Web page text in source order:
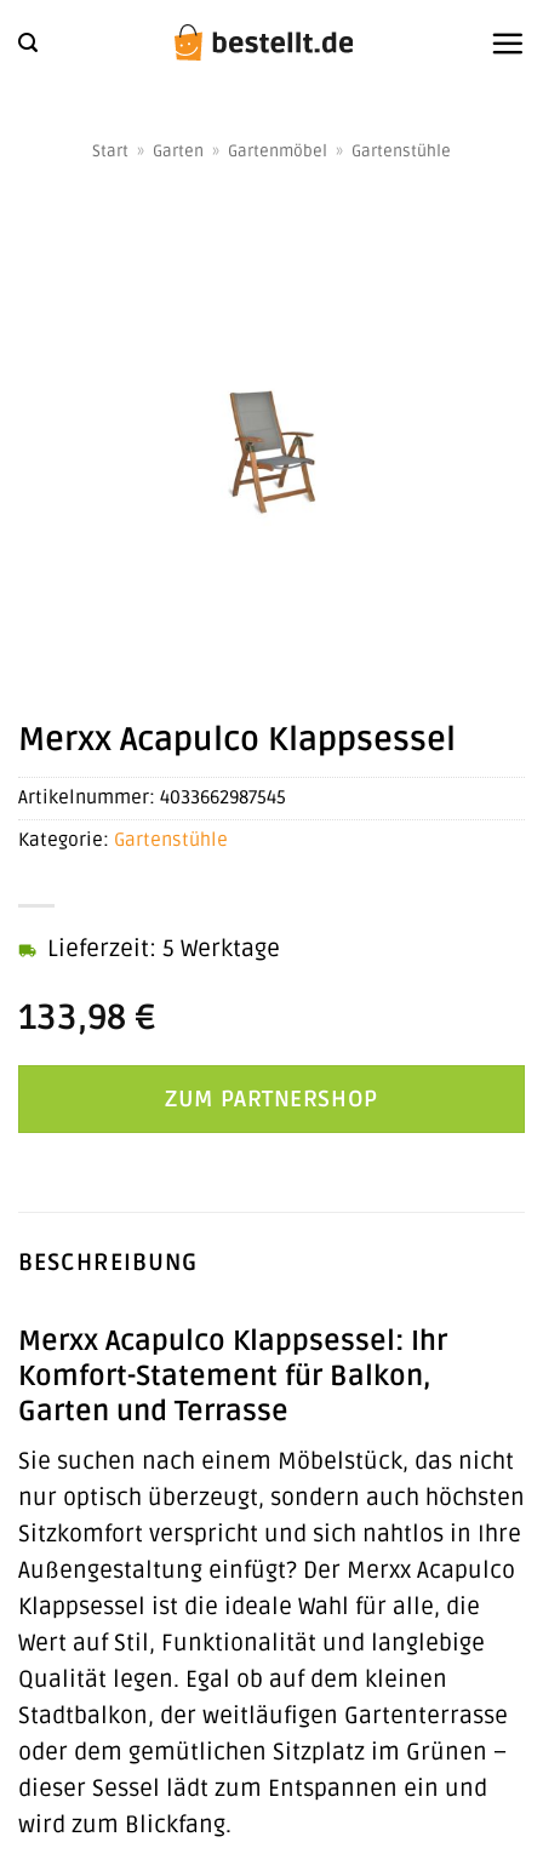
Inhalt
Start » Garten » Gartenmöbel » Gartenstühle
Merxx Acapulco Klappsessel
133,98 €
Lieferzeit: 5 Werktage
ZUM PARTNERSHOP
Artikelnummer: 4033662987545
Kategorie: Gartenstühle
BESCHREIBUNG
Merxx Acapulco Klappsessel: Ihr
Komfort-Statement für Balkon,
Garten und Terrasse
Sie suchen nach einem Möbelstück, das nicht
nur optisch überzeugt, sondern auch höchsten
Sitzkomfort verspricht und sich nahtlos in Ihre
Außengestaltung einfügt? Der Merxx Acapulco
Klappsessel ist die ideale Wahl für alle, die
Wert auf Stil, Funktionalität und langlebige
Qualität legen. Egal ob auf dem kleinen
Stadtbalkon, der weitläufigen Gartenterrasse
oder dem gemütlichen Sitzplatz im Grünen –
dieser Sessel lädt zum Entspannen ein und
wird zum Blickfang.